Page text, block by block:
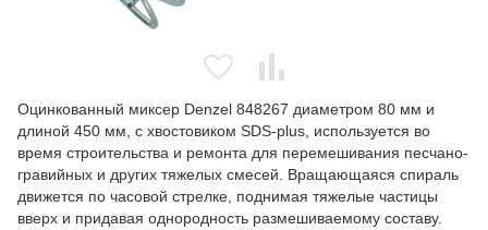
Оцинкованный миксер Denzel 848267 диаметром 80 мм и
длиной 450 мм, с хвостовиком SDS-plus, используется во
время строительства и ремонта для перемешивания песчано-
гравийных и других тяжелых смесей. Вращающаяся спираль
движется по часовой стрелке, поднимая тяжелые частицы
вверх и придавая однородность размешиваемому составу.